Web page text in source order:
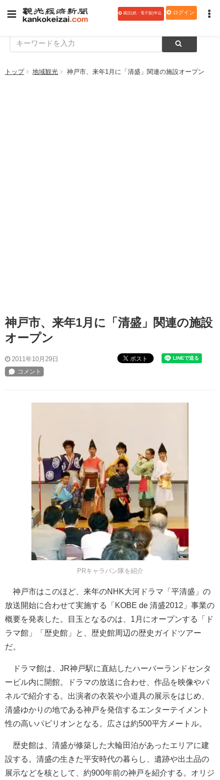
購読(紙・電子版)申込 ログイン
トップ 地域観光 神戸市、来年1月に「清盛」関連の施設オープン
神戸市、来年1月に「清盛」関連の施設
オープン
2011年10月29日 ポスト
PRキャラバン隊を紹介
神戸市はこのほど、来年のNHK大河ドラマ「平清盛」の
放送開始に合わせて実施する「KOBE de 清盛2012」事業の
概要を発表した。目玉となるのは、1月にオープンする「ド
ラマ館」「歴史館」と、歴史館周辺の歴史ガイドツアー
だ。
ドラマ館は、JR神戸駅に直結したハーバーランドセンタ
ービル内に開館。ドラマの放送に合わせ、作品を映像やパ
ネルで紹介する。出演者の衣装や小道具の展示をはじめ、
清盛ゆかりの地である神戸を発信するエンターテイメント
性の高いパビリオンとなる。広さは約500平方メートル。
歴史館は、清盛が修築した大輪田泊があったエリアに建
設する。清盛の生きた平安時代の暮らし、遺跡や出土品の
展示などを核として、約900年前の神戸を紹介する。オリジ